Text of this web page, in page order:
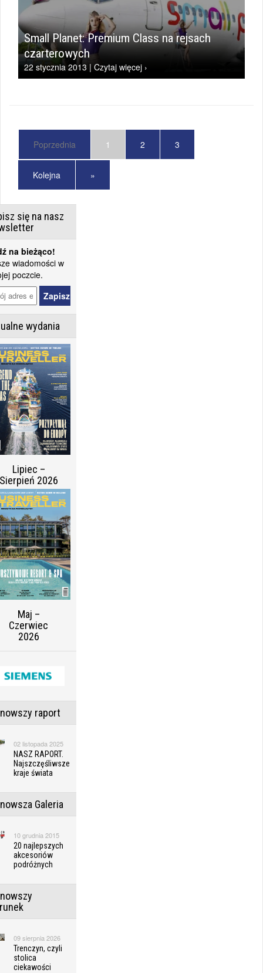
Small Planet: Premium Class na rejsach
czarterowych
22 stycznia 2013 | Czytaj więcej ›
Poprzednia 1 2 3
Kolejna »
się na nasz
na bieżąco!
wiadomości w
poczcie.
wydania
Lipiec –
2026
Maj –
Czerwiec
2026
raport
02 listopada 2025
NASZ RAPORT.
Najszczęśliwsze
kraje świata
Galeria
10 grudnia 2015
20 najlepszych
akcesoriów
podróżnych
09 sierpnia 2026
Trenczyn, czyli
stolica
ciekawości